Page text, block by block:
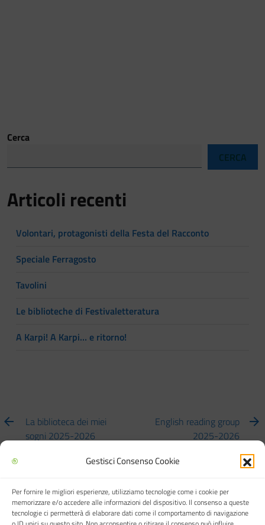
Gestisci Consenso Cookie
Per fornire le migliori esperienze, utilizziamo tecnologie come i cookie per
memorizzare e/o accedere alle informazioni del dispositivo. Il consenso a queste
tecnologie ci permetterà di elaborare dati come il comportamento di navigazione
Cerca
CERCA
Articoli recenti
Volontari, protagonisti della Festa del Racconto
Speciale Ferragosto
Tavolini
Le biblioteche di Festivaletteratura
A Karpi! A Karpi… e ritorno!
La biblioteca dei miei
sogni 2025-2026
English reading group
2025-2026
Biblioteca multimediale "Arturo Loria"